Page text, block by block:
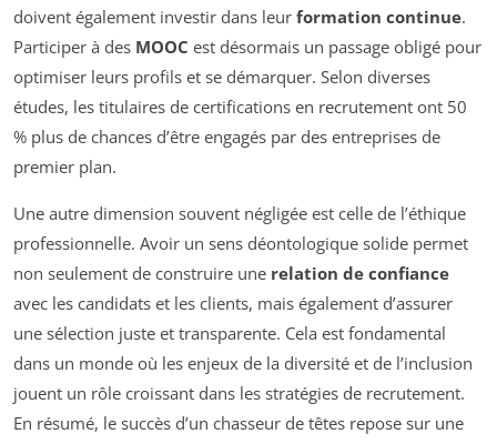
doivent également investir dans leur formation continue.
Participer à des MOOC est désormais un passage obligé pour
optimiser leurs profils et se démarquer. Selon diverses
études, les titulaires de certifications en recrutement ont 50
% plus de chances d’être engagés par des entreprises de
premier plan.
Une autre dimension souvent négligée est celle de l’éthique
professionnelle. Avoir un sens déontologique solide permet
non seulement de construire une relation de confiance
avec les candidats et les clients, mais également d’assurer
une sélection juste et transparente. Cela est fondamental
dans un monde où les enjeux de la diversité et de l’inclusion
jouent un rôle croissant dans les stratégies de recrutement.
En résumé, le succès d’un chasseur de têtes repose sur une